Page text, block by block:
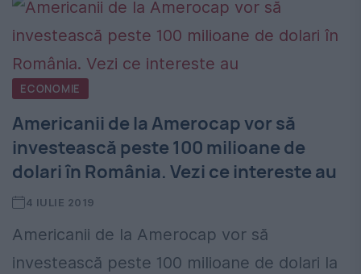
ECONOMIE
Americanii de la Amerocap vor să
investească peste 100 milioane de
dolari în România. Vezi ce intereste au
4 IULIE 2019
Americanii de la Amerocap vor să
investească peste 100 milioane de dolari la